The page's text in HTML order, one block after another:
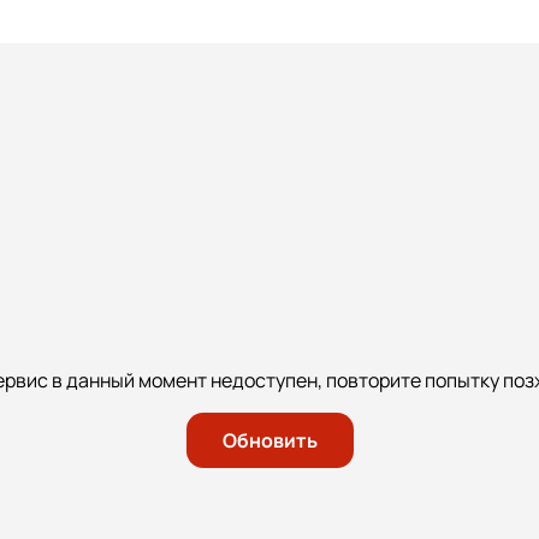
в данный момент недоступен, повторите попытку
Обновить